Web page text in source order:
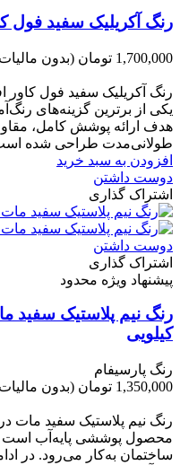
رنگ آکریلیک سفید فول کاور
1,700,000 تومان (بدون
یکی از برترین گزینه‌های
هدف ارائه پوشش کامل،
طولانی‌مدت طراحی شده
افزودن به سبد خرید
دوست داشتن
اشتراک گذاری
دوست داشتن
اشتراک گذاری
پیشنهاد ویژه محدود
کیلویی
رنگ پارسیفام
1,350,000 تومان
(بدون
محصول پوششی پایه‌آب است
ساختمان به‌کار می‌رود. در